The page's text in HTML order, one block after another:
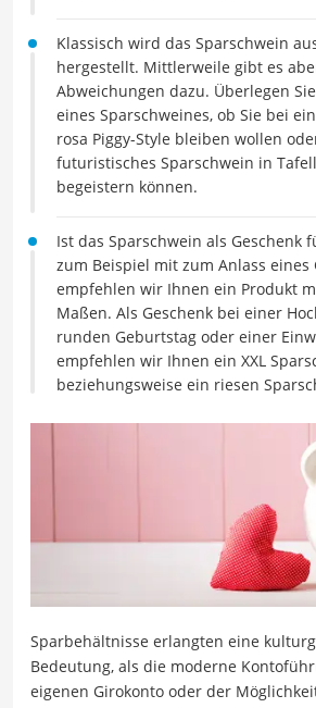
Klassisch wird das Sparschwein
hergestellt. Mittlerweile gibt es
Abweichungen dazu. Überlegen
eines Sparschweines, ob Sie bei
rosa Piggy-Style bleiben wollen
futuristisches Sparschwein in
begeistern können.
Ist das Sparschwein als Geschenk
zum Beispiel mit zum Anlass eines
empfehlen wir Ihnen ein Produkt
Maßen. Als Geschenk bei einer
runden Geburtstag oder einer
empfehlen wir Ihnen ein XXL
beziehungsweise ein riesen
Sparbehältnisse erlangten eine
Bedeutung, als die moderne
eigenen Girokonto oder der